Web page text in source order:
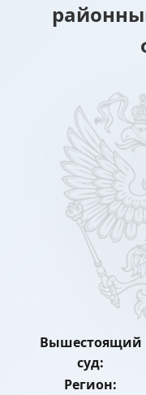
Вышестоящий
суд:
Регион: